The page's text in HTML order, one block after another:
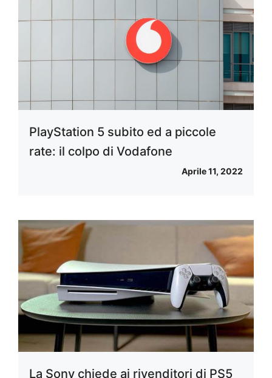
PlayStation 5 subito ed a piccole
rate: il colpo di Vodafone
Aprile 11, 2022
La Sony chiede ai rivenditori di PS5